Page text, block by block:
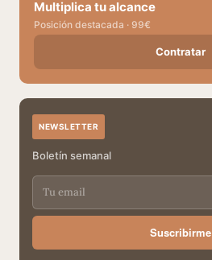
Multiplica tu alcance
Posición destacada · 99€
Contratar
NEWSLETTER
Boletín semanal
Suscribirme